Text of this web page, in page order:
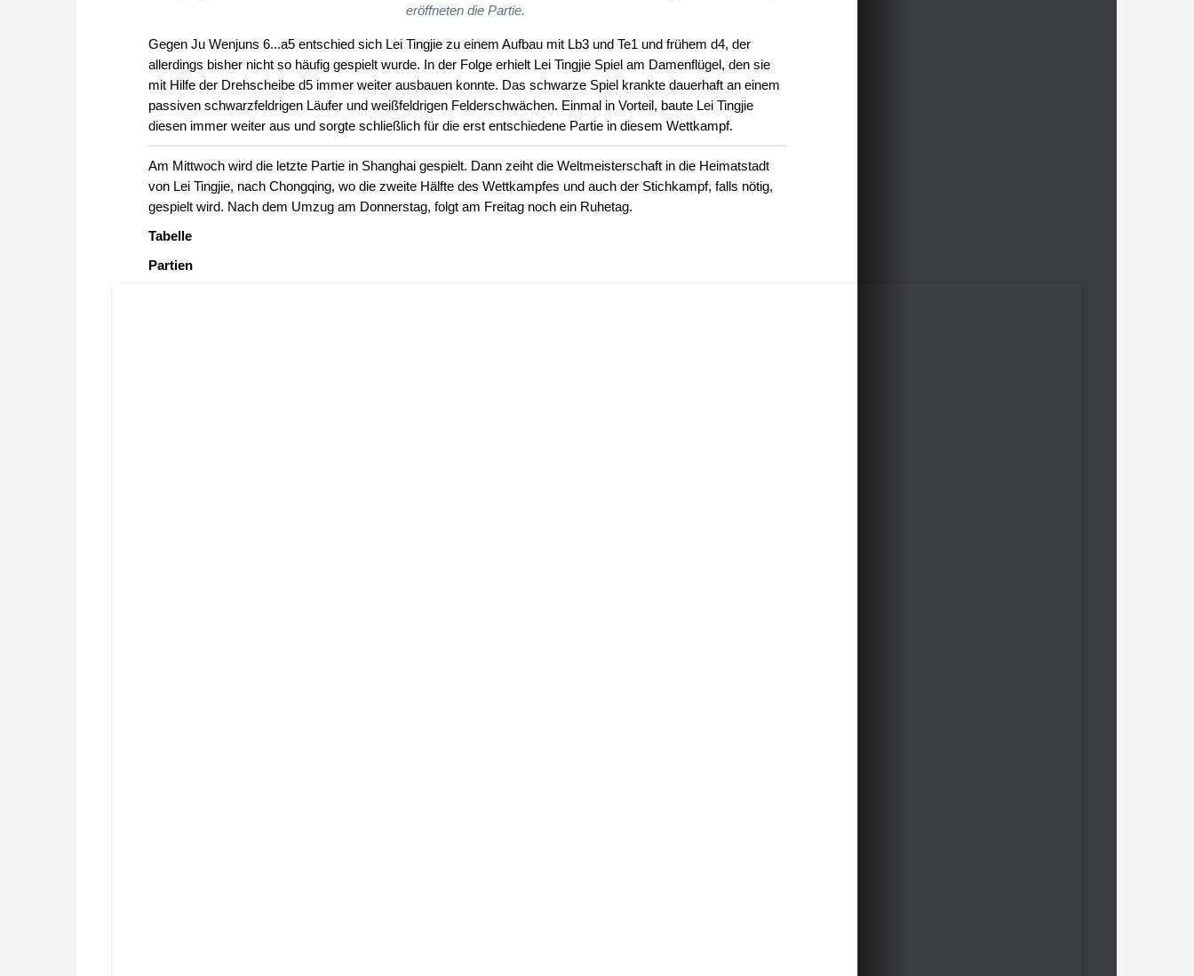
eröffneten die Partie.
Gegen Ju Wenjuns 6...a5 entschied sich Lei Tingjie zu einem Aufbau mit Lb3 und Te1 und frühem d4, der
allerdings bisher nicht so häufig gespielt wurde. In der Folge erhielt Lei Tingjie Spiel am Damenflügel, den sie
mit Hilfe der Drehscheibe d5 immer weiter ausbauen konnte. Das schwarze Spiel krankte dauerhaft an einem
passiven schwarzfeldrigen Läufer und weißfeldrigen Felderschwächen. Einmal in Vorteil, baute Lei Tingjie
diesen immer weiter aus und sorgte schließlich für die erst entschiedene Partie in diesem Wettkampf.
Am Mittwoch wird die letzte Partie in Shanghai gespielt. Dann zeiht die Weltmeisterschaft in die Heimatstadt
von Lei Tingjie, nach Chongqing, wo die zweite Hälfte des Wettkampfes und auch der Stichkampf, falls nötig,
gespielt wird. Nach dem Umzug am Donnerstag, folgt am Freitag noch ein Ruhetag.
Tabelle
Partien